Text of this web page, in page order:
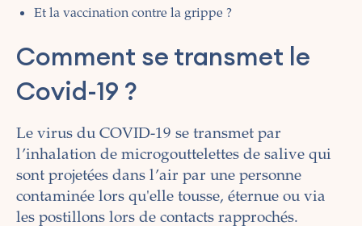
Et la vaccination contre la grippe ?
Comment se transmet le
Covid-19 ?
Le virus du COVID-19 se transmet par
l’inhalation de microgouttelettes de salive qui
sont projetées dans l’air par une personne
contaminée lors qu'elle tousse, éternue ou via
les postillons lors de contacts rapprochés.